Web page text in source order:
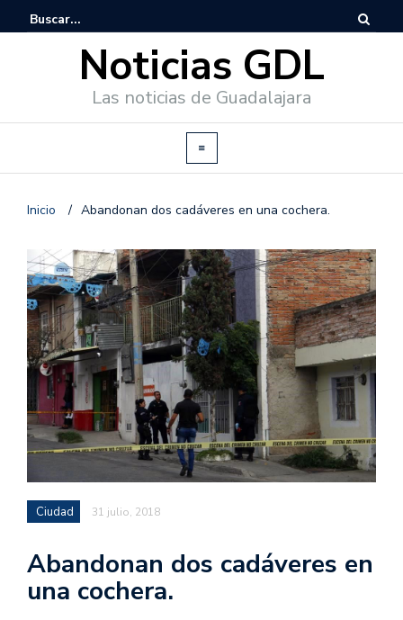
Noticias GDL
Las noticias de Guadalajara
Inicio / Abandonan dos cadáveres en una cochera.
Ciudad 31 julio, 2018
Abandonan dos cadáveres en
una cochera.